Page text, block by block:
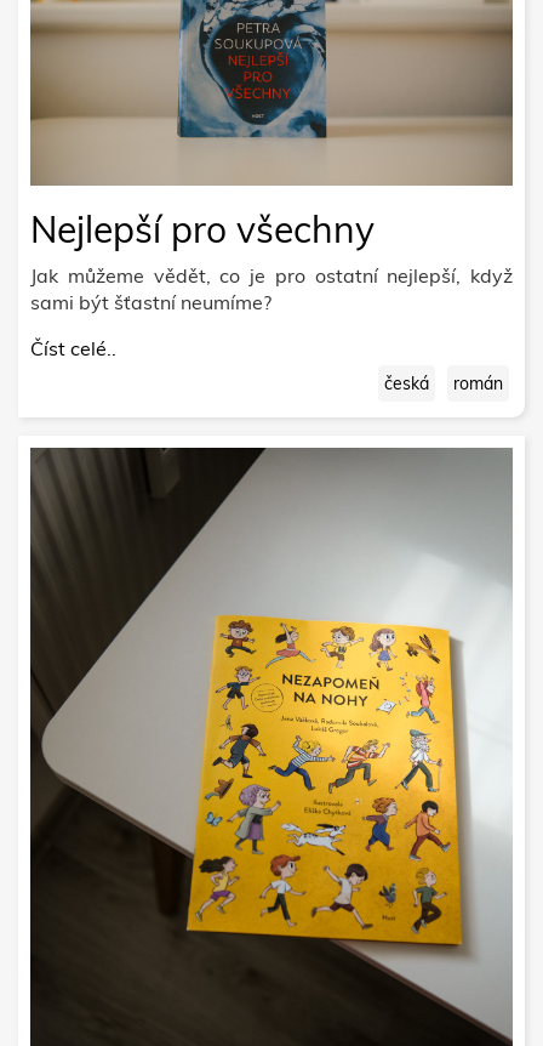
Nejlepší pro všechny
Jak můžeme vědět, co je pro ostatní nejlepší, když
sami být šťastní neumíme?
Číst celé..
česká román